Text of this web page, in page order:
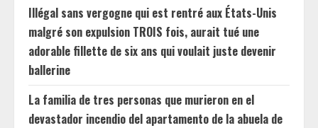
Illégal sans vergogne qui est rentré aux États-Unis
malgré son expulsion TROIS fois, aurait tué une
adorable fillette de six ans qui voulait juste devenir
ballerine
La familia de tres personas que murieron en el
devastador incendio del apartamento de la abuela de